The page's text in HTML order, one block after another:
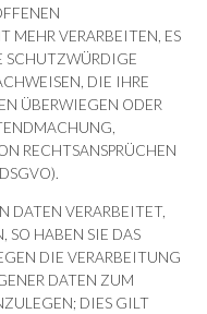
MEHR VERARBEITEN, ES
SCHUTZWÜRDIGE
DIE IHRE
ÜBERWIEGEN ODER
RECHTSANSPRÜCHEN
DATEN VERARBEITET,
SO HABEN SIE DAS
DIE VERARBEITUNG
DATEN ZUM
DIES GILT